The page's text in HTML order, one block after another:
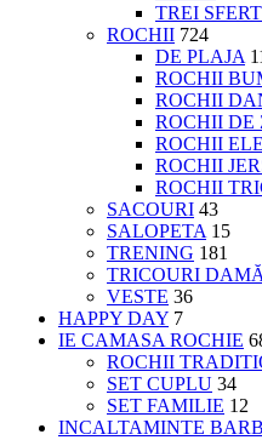
TREI
ROCHII 724
DE PLAJA
ROCHII
ROCHII
ROCHII DE
ROCHII
ROCHII
ROCHII
SACOURI 43
SALOPETA 15
TRENING 181
TRICOURI DAMĂ
VESTE 36
HAPPY DAY 7
IE CAMASA ROCHIE
ROCHII
SET CUPLU 34
SET FAMILIE 12
INCALTAMINTE